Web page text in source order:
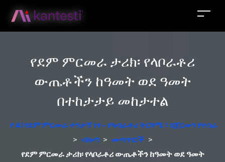
የደም ምርመራ ታሪክ፡ የላቦራቶሪ
ውጤቶችን ከዓመት ወደ ዓመት
በተከታታይ መከታተል
የ AI የደም ምርመራ ተንታኝ ነፃ - የላብራቶሪ ትርጓሜ ፣ በጀርመን የተሰራ
> ብሎግ > መጣጥፎች >
የደም ምርመራ ታሪክ፡ የላቦራቶሪ ውጤቶችን ከዓመት ወደ ዓመት